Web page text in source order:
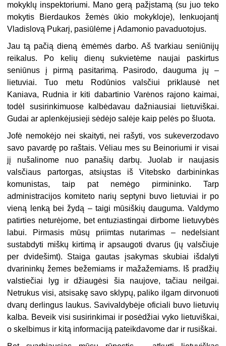
mokyklų inspektoriumi. Mano gerą pažįstamą (su juo teko
mokytis Bierdaukos žemės ūkio mokykloje), lenkuojantį
Vladislovą Pukarį, pasiūlėme į Adamonio pavaduotojus.
Jau tą pačią dieną ėmėmės darbo. Aš tvarkiau seniūnijų
reikalus. Po kelių dienų sukvietėme naujai paskirtus
seniūnus į pirmą pasitarimą. Pasirodo, dauguma jų –
lietuviai. Tuo metu Rodūnios valsčiui priklausė net
Kaniava, Rudnia ir kiti dabartinio Varėnos rajono kaimai,
todėl susirinkimuose kalbėdavau dažniausiai lietuviškai.
Gudai ar aplenkėjusieji sėdėjo salėje kaip pelės po šluota.
Jofė nemokėjo nei skaityti, nei rašyti, vos sukeverzodavo
savo pavardę po raštais. Vėliau mes su Beinoriumi ir visai
jį nušalinome nuo panašių darbų. Juolab ir naujasis
valsčiaus partorgas, atsiųstas iš Vitebsko darbininkas
komunistas, taip pat nemėgo pirmininko. Tarp
administracijos komiteto narių septyni buvo lietuviai ir po
vieną lenką bei žydą – taigi mūsiškių dauguma. Valdymo
patirties neturėjome, bet entuziastingai dirbome lietuvybės
labui. Pirmasis mūsų priimtas nutarimas – nedelsiant
sustabdyti miškų kirtimą ir apsaugoti dvarus (jų valsčiuje
per dvidešimt). Staiga gautas įsakymas skubiai išdalyti
dvarininkų žemes bežemiams ir mažažemiams. Iš pradžių
valstiečiai lyg ir džiaugėsi šia naujove, tačiau neilgai.
Netrukus visi, atsisakę savo sklypų, paliko ilgam dirvonuoti
dvarų derlingus laukus. Savivaldybėje oficiali buvo lietuvių
kalba. Beveik visi susirinkimai ir posėdžiai vyko lietuviškai,
o skelbimus ir kitą informaciją pateikdavome dar ir rusiškai.